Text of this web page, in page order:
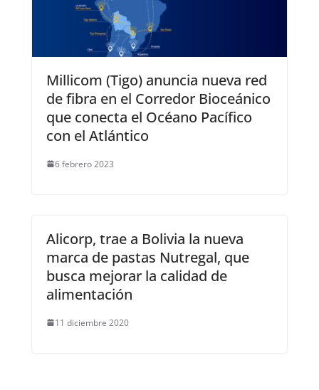
Millicom (Tigo) anuncia nueva red
de fibra en el Corredor Bioceánico
que conecta el Océano Pacífico
con el Atlántico
6 febrero 2023
Alicorp, trae a Bolivia la nueva
marca de pastas Nutregal, que
busca mejorar la calidad de
alimentación
11 diciembre 2020